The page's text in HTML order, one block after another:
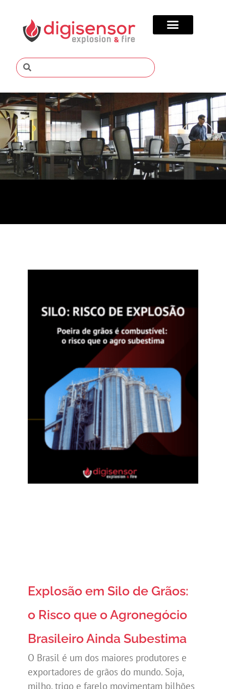
Explosão em Silo de Grãos:
o Risco que o Agronegócio
Brasileiro Ainda Subestima
O Brasil é um dos maiores produtores e
exportadores de grãos do mundo. Soja,
milho, trigo e farelo movimentam bilhões